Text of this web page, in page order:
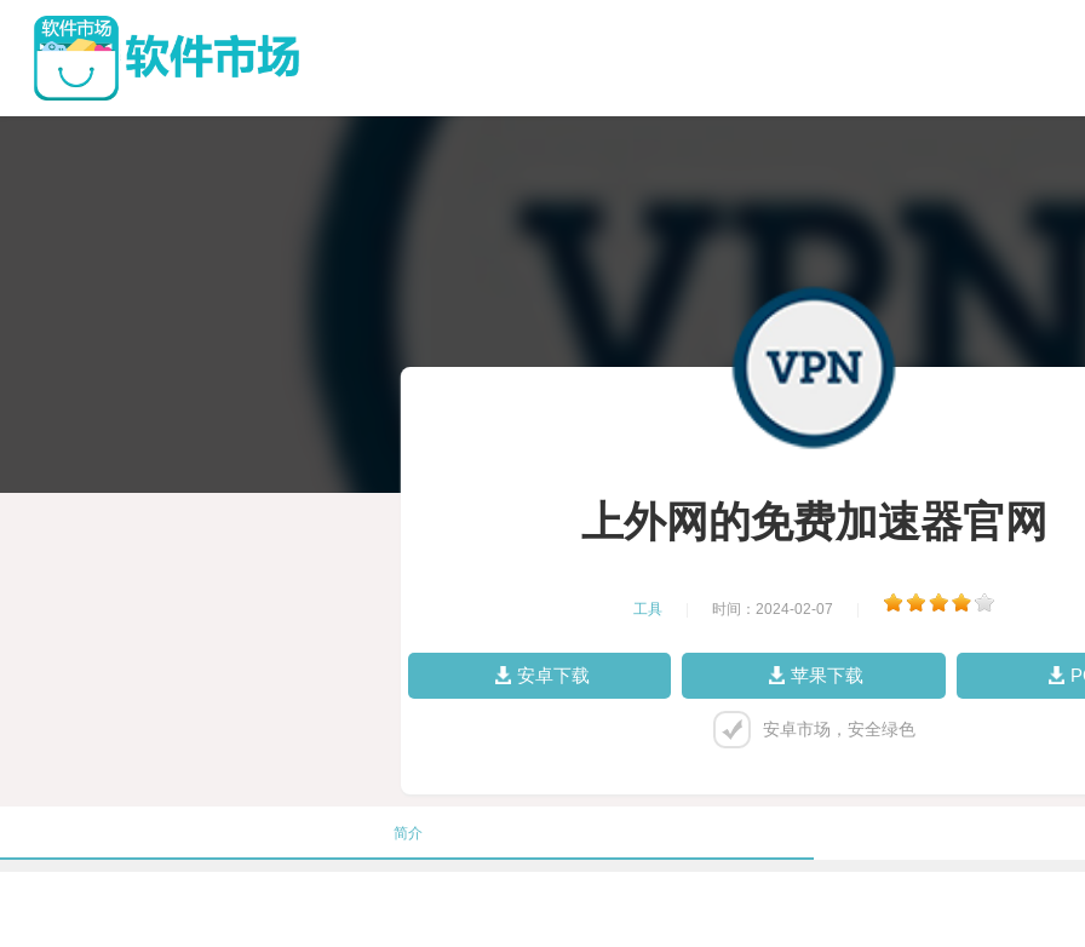
上外网的免费加速器官网
工具 时间：2024-02-07
安卓下载 苹果下载
安卓市场，安全绿色
简介